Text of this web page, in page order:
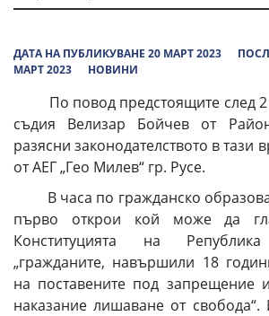
ДАТА НА ПУБЛИКУВАНЕ 20 МАРТ 2023
МАРТ 2023
НОВИНИ
По повод предстоящите след 2
съдия Велизар Бойчев от
разясни законодателството в тази
от АЕГ „Гео Милев“ гр. Русе.
В часа по гражданско
първо открои кой може да
Конституцията на
„гражданите, навършили 18
на поставените под запрещение
наказание лишаване от